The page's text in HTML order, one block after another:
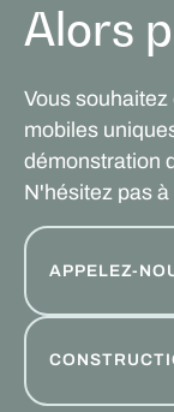
Alors
Vous
mobiles
démonstration
N'hésitez pas
APPELEZ-